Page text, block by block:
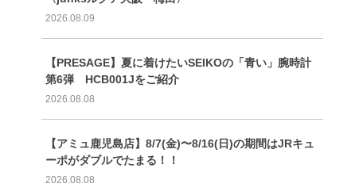
2026.08.09
【PRESAGE】夏に着けたいSEIKOの「青い」腕時計
第6弾 HCB001Jをご紹介
2026.08.08
【アミュ鹿児島店】8/7(金)〜8/16(日)の期間はJRキュ
ーポがダブルでたまる！！
2026.08.08